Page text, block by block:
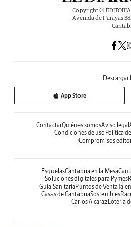
Copyright ©
Avenida de Parayas
Descargar
App Store
ContactarQuiénes somosAviso legal
Condiciones de uso Política
Compromisos
EsquelasCantabria en la Mesa
Soluciones digitales para Pymes
Guía Sanitaria Puntos de Venta
Casas de CantabriaSostenibles
Carlos Alcaraz Lotería